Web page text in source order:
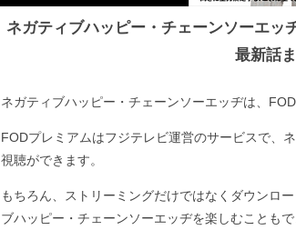
ネガティブハッピー・チェーンソーエッ
最新話
ネガティブハッピー・チェーンソーエッヂは、
FODプレミアムはフジテレビ運営のサービスで、
視聴ができます。
もちろん、ストリーミングだけではなくダウンロ
ブハッピー・チェーンソーエッヂを楽しむこともで